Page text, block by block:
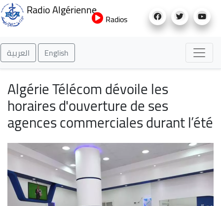
au
Radio Algérienne
Radios
العربية English
Algérie Télécom dévoile les
horaires d'ouverture de ses
agences commerciales durant l’été